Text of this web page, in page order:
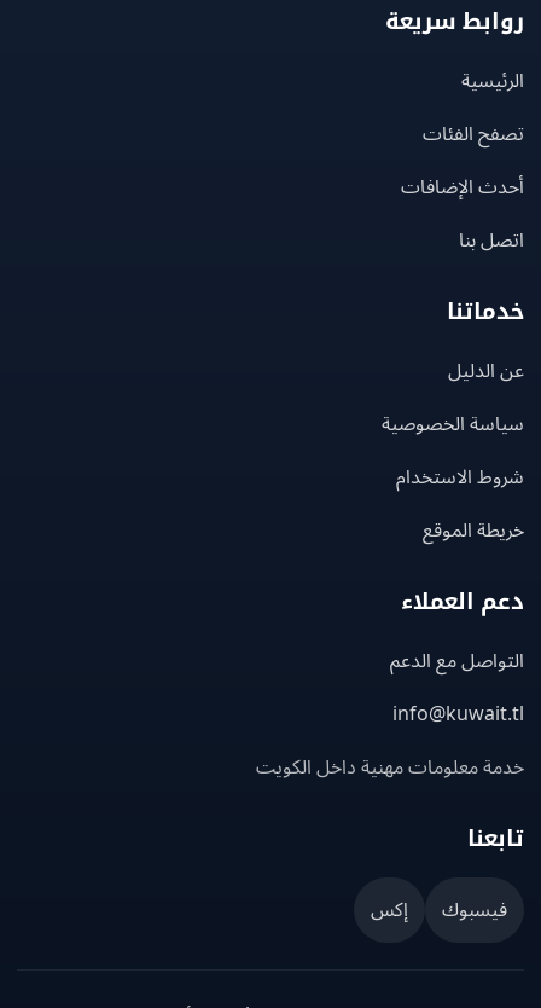
سريعة
الفئات
الإضافات
بنا
الخصوصية
الاستخدام
الموقع
العملاء
مع الدعم
معلومات مهنية داخل الكويت
إكس